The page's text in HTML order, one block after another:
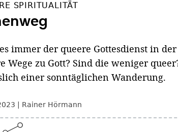
SPIRITUALITÄT
immer der queere Gottesdienst in
Wege zu Gott? Sind die weniger
einer sonntäglichen Wanderung.
Rainer Hörmann